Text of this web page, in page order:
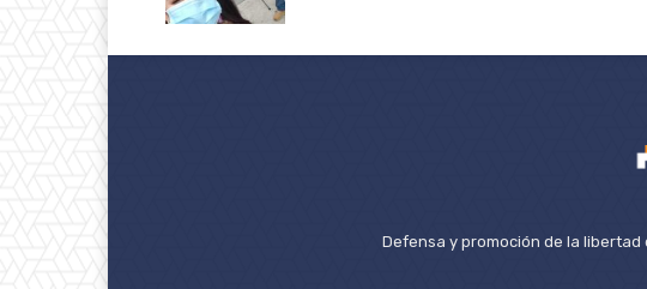
Defensa y promoción de la